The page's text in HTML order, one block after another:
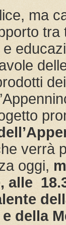
ma
tra
verrà
oggi,
alle
della